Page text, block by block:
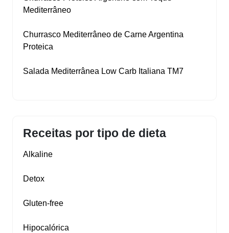
Mediterrâneo
Churrasco Mediterrâneo de Carne Argentina
Proteica
Salada Mediterrânea Low Carb Italiana TM7
Receitas por tipo de dieta
Alkaline
Detox
Gluten‑free
Hipocalórica